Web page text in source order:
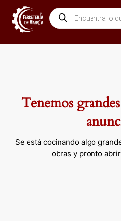
contenido
Búsqueda
de
productos
Tenemos
Se está cocinando algo
obras y pronto